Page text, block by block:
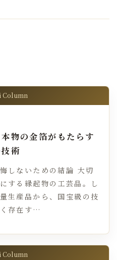
Column
物の金箔がもたらす
術
しないための結論 大切
する縁起物の工芸品。し
生産品から、国宝級の技
存在す…
Column